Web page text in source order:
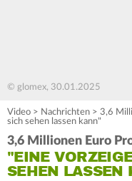
© glomex, 30.01.2025
Video > Nachrichten > 3,6
sich sehen lassen kann"
3,6 Millionen Euro
"EINE
SEHEN LASSEN